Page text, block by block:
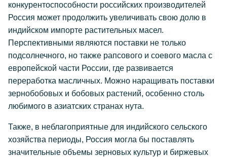
конкурентоспособности российских производителей
Россия может продолжить увеличивать свою долю в
индийском импорте растительных масел.
Перспективными являются поставки не только
подсолнечного, но также рапсового и соевого масла с
европейской части России, где развивается
переработка масличных. Можно наращивать поставки
зернобобовых и бобовых растений, особенно столь
любимого в азиатских странах нута.
Также, в неблагоприятные для индийского сельского
хозяйства периоды, Россия могла бы поставлять
значительные объемы зерновых культур и биржевых